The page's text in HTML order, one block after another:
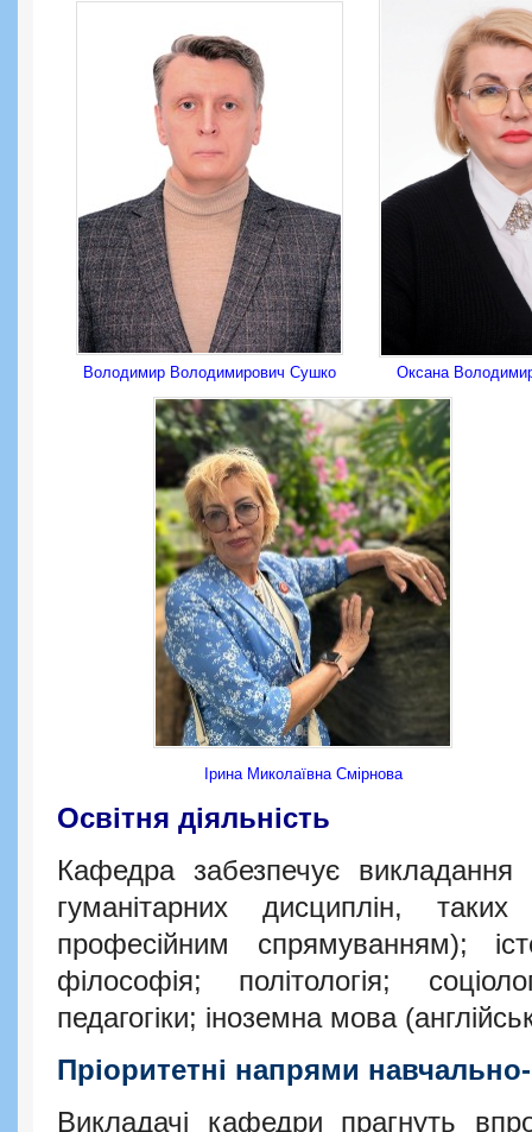
Володимир Володимирович Сушко Оксана
Ірина Миколаївна Смірнова
Освітня діяльність
Кафедра забезпечує викладання
гуманітарних дисциплін,
професійним спрямуванням);
філософія; політологія;
педагогіки; іноземна мова
Пріоритетні напрями
Викладачі кафедри прагнуть